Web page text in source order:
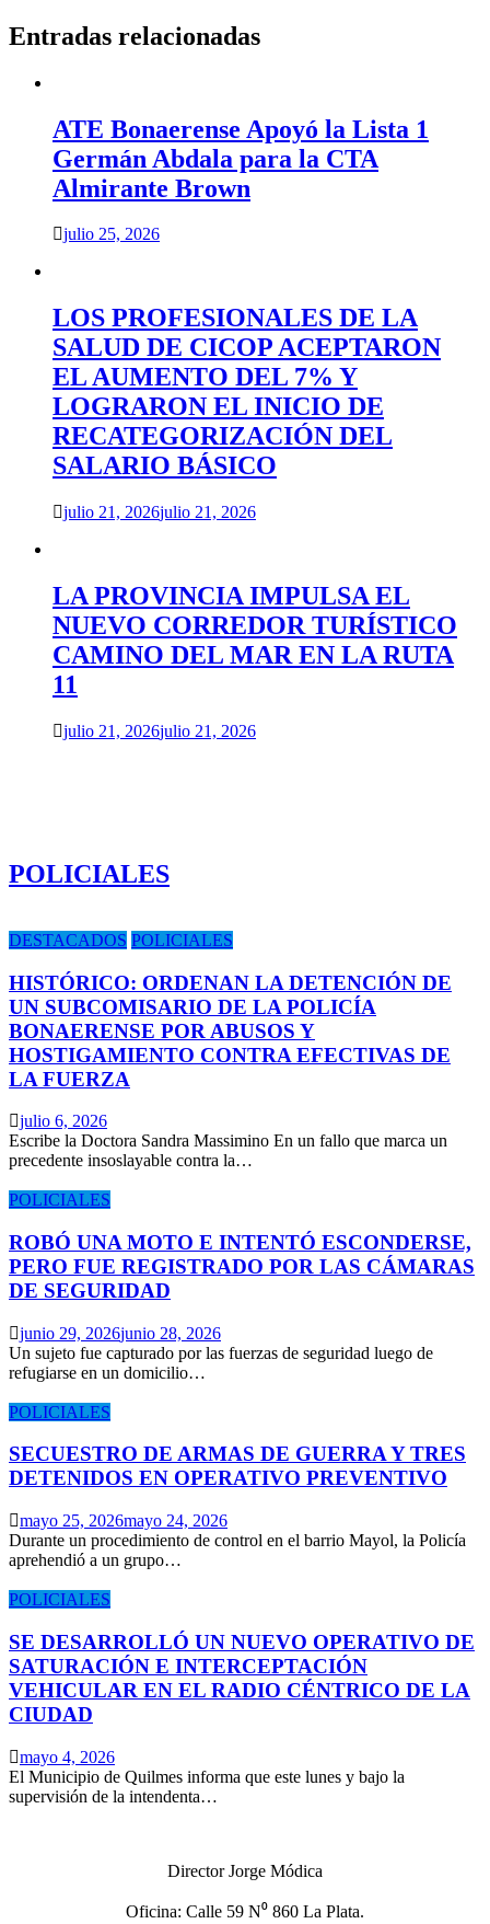
Entradas relacionadas
ATE Bonaerense Apoyó la Lista 1
Germán Abdala para la CTA
Almirante Brown
julio 25, 2026
LOS PROFESIONALES DE LA
SALUD DE CICOP ACEPTARON
EL AUMENTO DEL 7% Y
LOGRARON EL INICIO DE
RECATEGORIZACIÓN DEL
SALARIO BÁSICO
julio 21, 2026julio 21, 2026
LA PROVINCIA IMPULSA EL
NUEVO CORREDOR TURÍSTICO
CAMINO DEL MAR EN LA RUTA
11
julio 21, 2026julio 21, 2026
POLICIALES
DESTACADOS POLICIALES
HISTÓRICO: ORDENAN LA DETENCIÓN DE
UN SUBCOMISARIO DE LA POLICÍA
BONAERENSE POR ABUSOS Y
HOSTIGAMIENTO CONTRA EFECTIVAS DE
LA FUERZA
julio 6, 2026
Escribe la Doctora Sandra Massimino En un fallo que marca un
precedente insoslayable contra la…
POLICIALES
ROBÓ UNA MOTO E INTENTÓ ESCONDERSE,
PERO FUE REGISTRADO POR LAS CÁMARAS
DE SEGURIDAD
junio 29, 2026junio 28, 2026
Un sujeto fue capturado por las fuerzas de seguridad luego de
refugiarse en un domicilio…
POLICIALES
SECUESTRO DE ARMAS DE GUERRA Y TRES
DETENIDOS EN OPERATIVO PREVENTIVO
mayo 25, 2026mayo 24, 2026
Durante un procedimiento de control en el barrio Mayol, la Policía
aprehendió a un grupo…
POLICIALES
SE DESARROLLÓ UN NUEVO OPERATIVO DE
SATURACIÓN E INTERCEPTACIÓN
VEHICULAR EN EL RADIO CÉNTRICO DE LA
CIUDAD
mayo 4, 2026
El Municipio de Quilmes informa que este lunes y bajo la
supervisión de la intendenta…
Director Jorge Módica
Oficina: Calle 59 N⁰ 860 La Plata.